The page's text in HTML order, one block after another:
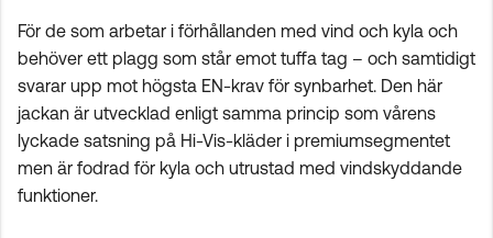
För de som arbetar i förhållanden med vind och kyla och
behöver ett plagg som står emot tuffa tag – och samtidigt
svarar upp mot högsta EN-krav för synbarhet. Den här
jackan är utvecklad enligt samma princip som vårens
lyckade satsning på Hi-Vis-kläder i premiumsegmentet
men är fodrad för kyla och utrustad med vindskyddande
funktioner.